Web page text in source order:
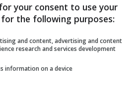
Universitar i Kosovës, mori
M.O, e cila sipas
për barna që kushtonin 5
nga detyra të
e kthyer atë në pozitën si
your consent to use your
the following purposes:
and content, advertising and content
research and services development
information on a device